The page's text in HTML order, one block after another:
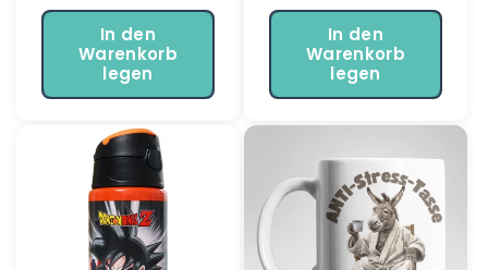
In den
Warenkorb
legen
Preis
In den
Warenkorb
legen